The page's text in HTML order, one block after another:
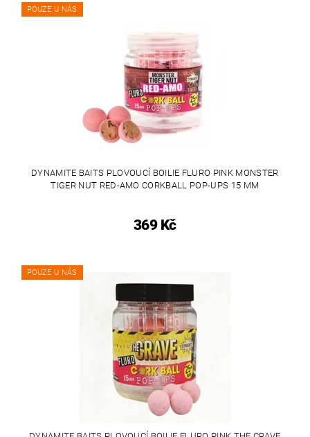
POUZE U NÁS
DYNAMITE BAITS PLOVOUCÍ BOILIE FLURO PINK MONSTER
TIGER NUT RED-AMO CORKBALL POP-UPS 15 MM
369 Kč
POUZE U NÁS